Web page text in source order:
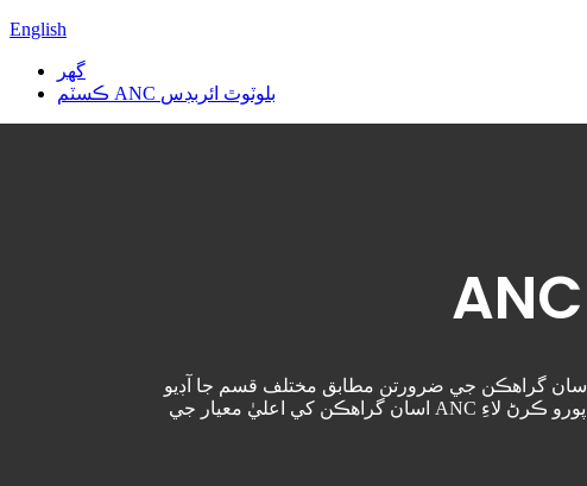
English
گھر
ڪسٽم ANC بلوٽوٿ ائربڊس
اسان گراهڪن جي ضرورتن مطابق مختلف قسم جا آڊيو ANC حل فراهم ڪري سگهون ٿا، مثال طور، مختلف شعبن جهڙوڪ سياحت، آفيس ۽ تفريح لاءِ ڪسٽمائيز حل.
اسان گراهڪن کي اعليٰ معيار جي ANC بلوٽوٿ ائربڊس پراڊڪٽس ۽ خدمتون فراهم ڪرڻ لاءِ پرعزم آهيون، ۽ گراهڪن جي بدلجندڙ ضرورتن کي پورو ڪرڻ لاءِ ANC